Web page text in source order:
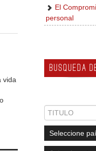
vida
El
personal
BUSQUEDA